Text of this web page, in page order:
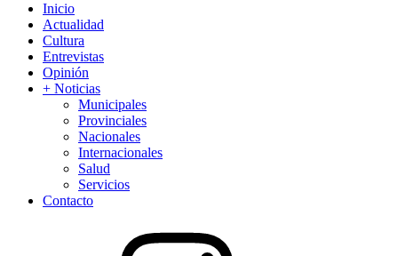
Inicio
Actualidad
Cultura
Entrevistas
Opinión
+ Noticias
Municipales
Provinciales
Nacionales
Internacionales
Salud
Servicios
Contacto